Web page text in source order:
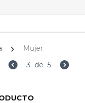
Mujer
3 de 5